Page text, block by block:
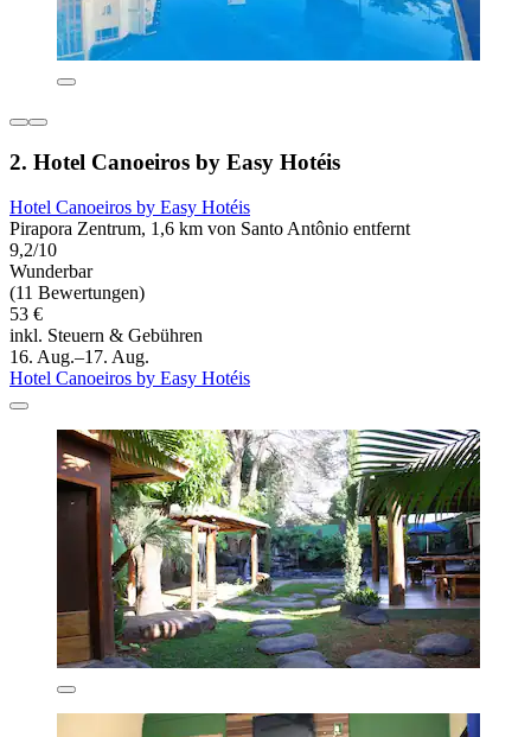
2. Hotel Canoeiros by Easy Hotéis
Hotel Canoeiros by Easy Hotéis
Pirapora Zentrum, 1,6 km von Santo Antônio entfernt
9,2/10
Wunderbar
(11 Bewertungen)
53 €
inkl. Steuern & Gebühren
16. Aug.–17. Aug.
Hotel Canoeiros by Easy Hotéis